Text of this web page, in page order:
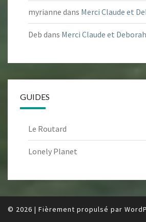
myrianne dans Merci Claude et
Deb dans Merci Claude et Deborah
GUIDES
Le Routard
Lonely Planet
© 2026 | Fièrement propulsé par